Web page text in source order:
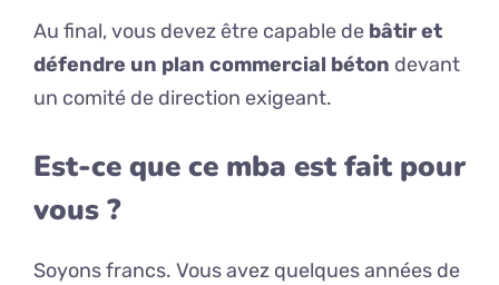
Au final, vous devez être capable de bâtir et
défendre un plan commercial béton devant
un comité de direction exigeant.
Est-ce que ce mba est fait pour
vous ?
Soyons francs. Vous avez quelques années de